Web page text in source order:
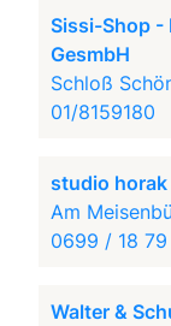
Sissi-Shop -
GesmbH
Schloß
01/8159180
studio
Am
0699 / 18
Walter &